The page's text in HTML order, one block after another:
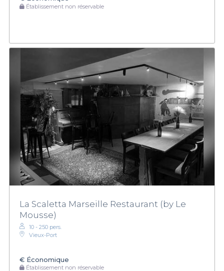
Établissement non réservable
La Scaletta Marseille Restaurant (by Le
Mousse)
10 - 250 pers.
Vieux-Port
€ Économique
Établissement non réservable